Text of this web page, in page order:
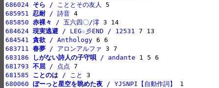
686024 そら / こととその友人
685951 忍耐 / 詩音
685850 赤裸々 / 五六四〇/澪
684624 現実逃避 / LEG☆彡END / 12531
684541 貪欲 / Anthology
683711 春夢 / アロンアルファ
683186
しがない詩人の子守唄 / andante
681793 不屈 / 点点
681585 ことのは / こと
680060 ぼーっと星空を眺めた夜 / YJSNPI【自動作詞】